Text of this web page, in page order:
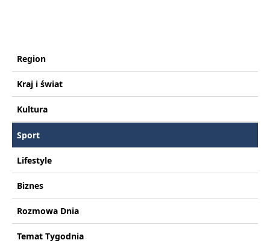
Region
Kraj i świat
Kultura
Sport
Lifestyle
Biznes
Rozmowa Dnia
Temat Tygodnia